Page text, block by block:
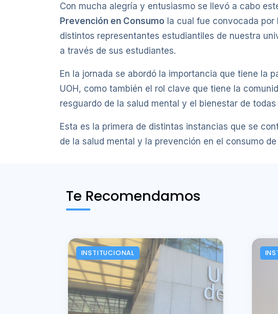
Con mucha alegría y entusiasmo se llevó a cabo
Prevención en Consumo la cual fue convocada
distintos representantes estudiantiles de nuestra
a través de sus estudiantes.
En la jornada se abordó la importancia que tiene la
UOH, como también el rol clave que tiene la
resguardo de la salud mental y el bienestar de
Esta es la primera de distintas instancias que se
de la salud mental y la prevención en el consumo
Te Recomendamos
INSTITUCIONAL